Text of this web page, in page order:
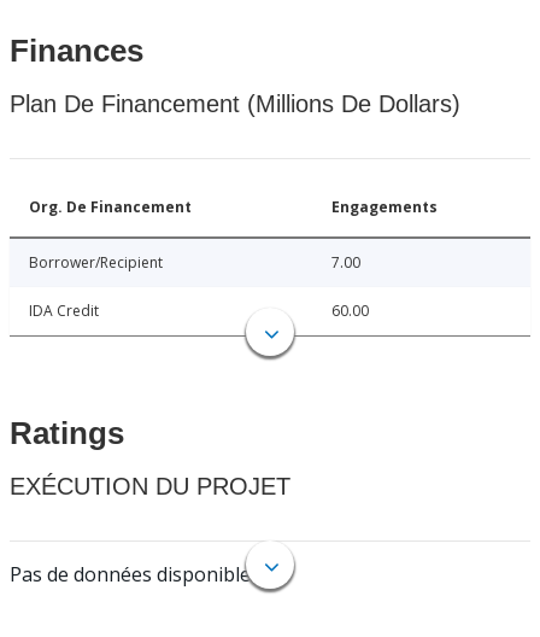
Finances
Plan De Financement (Millions De Dollars)
Org. De Financement Engagements
Borrower/Recipient 7.00
IDA Credit 60.00
Ratings
EXÉCUTION DU PROJET
Pas de données disponibles.